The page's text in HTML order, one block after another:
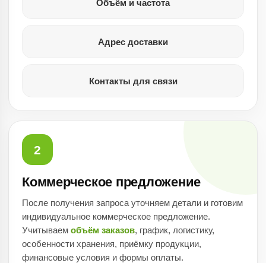
Объём и частота
Адрес доставки
Контакты для связи
2
Коммерческое предложение
После получения запроса уточняем детали и готовим
индивидуальное коммерческое предложение.
Учитываем объём заказов, график, логистику,
особенности хранения, приёмку продукции,
финансовые условия и формы оплаты.